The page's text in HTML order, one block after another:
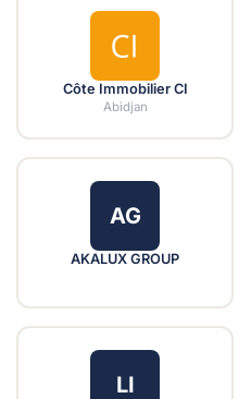
Côte Immobilier CI
Abidjan
AG
AKALUX GROUP
LI